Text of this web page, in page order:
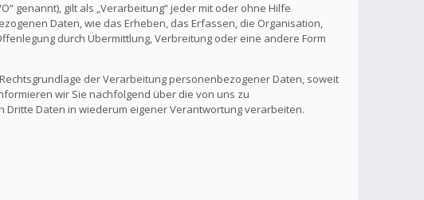
genannt), gilt als „Verarbeitung“ jeder mit oder ohne Hilfe
Daten, wie das Erheben, das Erfassen, die Organisation,
durch Übermittlung, Verbreitung oder eine andere Form
der Verarbeitung personenbezogener Daten, soweit
wir Sie nachfolgend über die von uns zu
Daten in wiederum eigener Verantwortung verarbeiten.